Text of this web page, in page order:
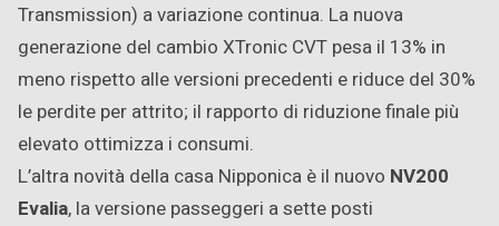
Transmission) a variazione continua. La nuova
generazione del cambio XTronic CVT pesa il 13% in
meno rispetto alle versioni precedenti e riduce del 30%
le perdite per attrito; il rapporto di riduzione finale più
elevato ottimizza i consumi.
L’altra novità della casa Nipponica è il nuovo NV200
Evalia, la versione passeggeri a sette posti